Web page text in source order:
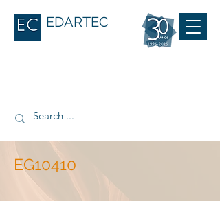
EDARTEC
EG10410